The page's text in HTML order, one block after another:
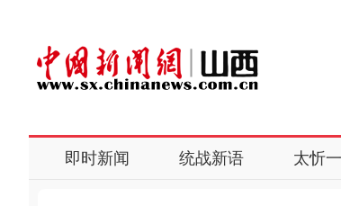
即时新闻 统战新语 太忻